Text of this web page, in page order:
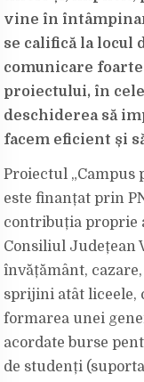
vine în
se califică la locul
comunicare
proiectului, în
deschiderea să
facem eficient și
Proiectul
este finanțat prin
contribuția proprie
Consiliul Județean
învățământ,
sprijini atât liceele,
formarea unei
acordate burse
de studenți